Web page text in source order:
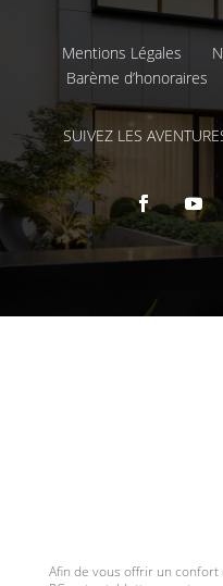
Mentions Légales
Barème d’honoraires
SUIVEZ LES
Afin de vous offrir un